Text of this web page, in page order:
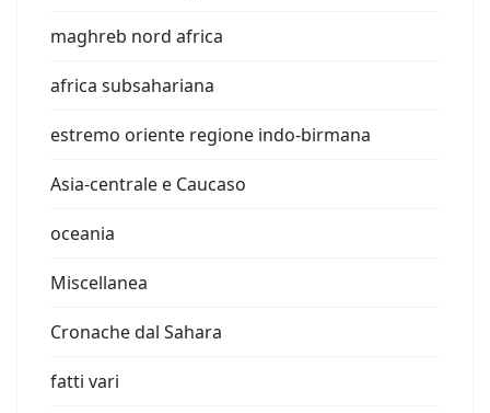
maghreb nord africa
africa subsahariana
estremo oriente regione indo-birmana
Asia-centrale e Caucaso
oceania
Miscellanea
Cronache dal Sahara
fatti vari